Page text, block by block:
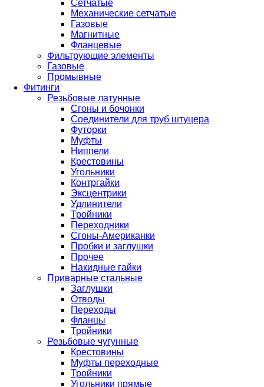
Сетчатые
Механические сетчатые
Газовые
Магнитные
Фланцевые
Фильтрующие элементы
Газовые
Промывные
Фитинги
Резьбовые латунные
Сгоны и бочонки
Соединители для труб штуцера
Футорки
Муфты
Ниппели
Крестовины
Угольники
Контргайки
Эксцентрики
Удлинители
Тройники
Переходники
Сгоны-Американки
Пробки и заглушки
Прочее
Накидные гайки
Приварные стальные
Заглушки
Отводы
Переходы
Фланцы
Тройники
Резьбовые чугунные
Крестовины
Муфты переходные
Тройники
Угольники прямые